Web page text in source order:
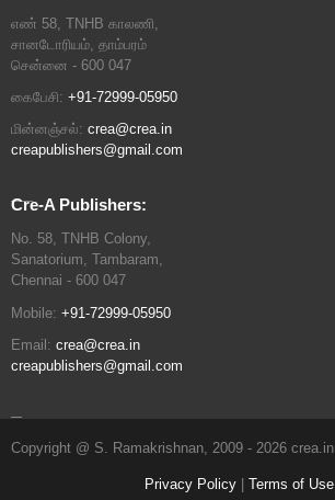
எண் 58, TNHB காலணி,
சானடோரியம், தாம்பரம்
சென்னை - 600 047
கைபேசி: +91-72999-05950
மின்னஞ்சல்: crea@crea.in
creapublishers@gmail.com
Cre-A Publishers:
No. 58, TNHB Colony,
Sanatorium, Tambaram,
Chennai - 600 047
Mobile: +91-72999-05950
Email: crea@crea.in
creapublishers@gmail.com
Copyright @ S. Ramakrishnan, 2009 - 2026 crea.in
Privacy Policy | Terms of Use